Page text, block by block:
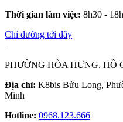
Thời gian làm việc: 8h30 - 18h
Chỉ đường tới đây
PHƯỜNG HÒA HƯNG, HỒ
Địa chỉ: K8bis Bửu Long,
Minh
Hotline: 0968.123.666